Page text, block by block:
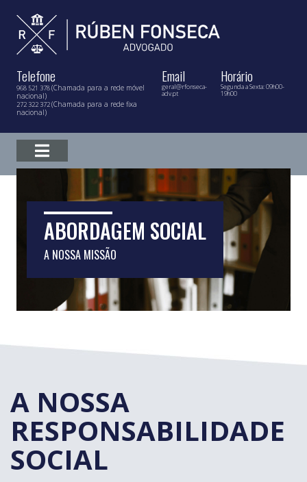
Telefone
968 521 378(Chamada para a rede móvel
nacional)
272 322 372(Chamada para a rede fixa
nacional)
Email
geral@rfonseca-
adv.pt
Horário
Segunda a Sexta: 09h00-
19h00
ABORDAGEM SOCIAL
A NOSSA MISSÃO
A NOSSA
RESPONSABILIDADE
SOCIAL